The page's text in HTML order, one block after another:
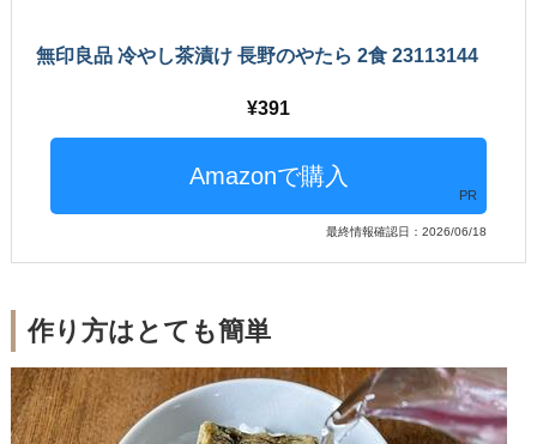
無印良品 冷やし茶漬け 長野のやたら 2食 23113144
391
PR
最終情報確認日：2026/06/18
作り方はとても簡単